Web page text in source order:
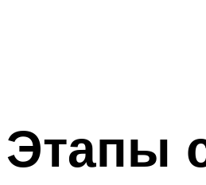
Этапы